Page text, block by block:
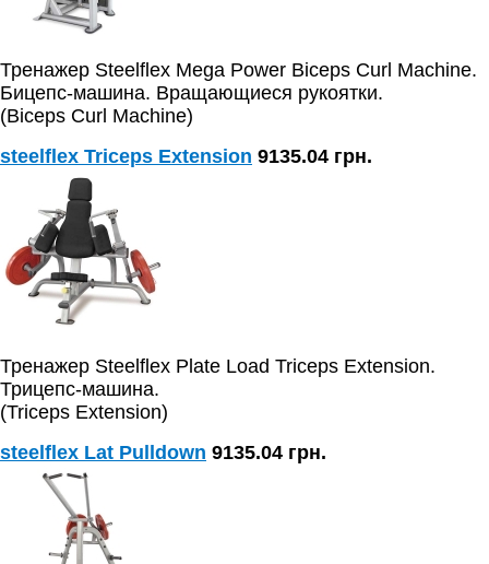
Тренажер Steelflex Mega Power Biceps Curl Machine.
Бицепс-машина. Вращающиеся рукоятки.
(Biceps Curl Machine)
steelflex Triceps Extension 9135.04 грн.
Тренажер Steelflex Plate Load Triceps Extension.
Трицепс-машина.
(Triceps Extension)
steelflex Lat Pulldown 9135.04 грн.